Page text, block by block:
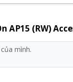
(RW) Access
sản phẩm, dịch vụ
(RW)